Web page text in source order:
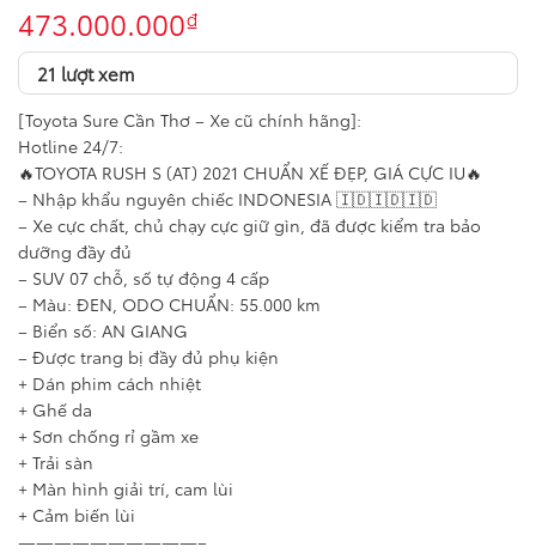
473.000.000₫
21 lượt xem
[Toyota Sure Cần Thơ – Xe cũ chính hãng]:
Hotline 24/7:
🔥TOYOTA RUSH S (AT) 2021 CHUẨN XẾ ĐẸP, GIÁ CỰC IU🔥
– Nhập khẩu nguyên chiếc INDONESIA 🇮🇩🇮🇩🇮🇩
– Xe cực chất, chủ chạy cực giữ gìn, đã được kiểm tra bảo
dưỡng đầy đủ
– SUV 07 chỗ, số tự động 4 cấp
– Màu: ĐEN, ODO CHUẨN: 55.000 km
– Biển số: AN GIANG
– Được trang bị đầy đủ phụ kiện
+ Dán phim cách nhiệt
+ Ghế da
+ Sơn chống rỉ gầm xe
+ Trải sàn
+ Màn hình giải trí, cam lùi
+ Cảm biến lùi
——————————–